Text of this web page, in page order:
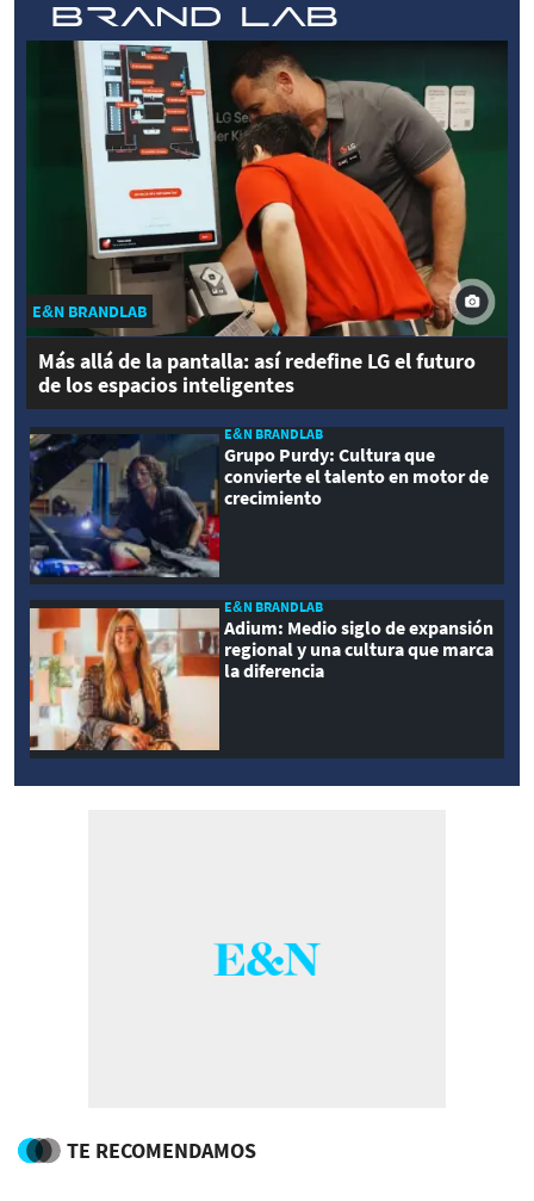
E&N BRANDLAB
Más allá de la pantalla: así redefine LG el futuro
de los espacios inteligentes
E&N BRANDLAB
Grupo Purdy: Cultura que
convierte el talento en motor de
crecimiento
E&N BRANDLAB
Adium: Medio siglo de expansión
regional y una cultura que marca
la diferencia
TE RECOMENDAMOS